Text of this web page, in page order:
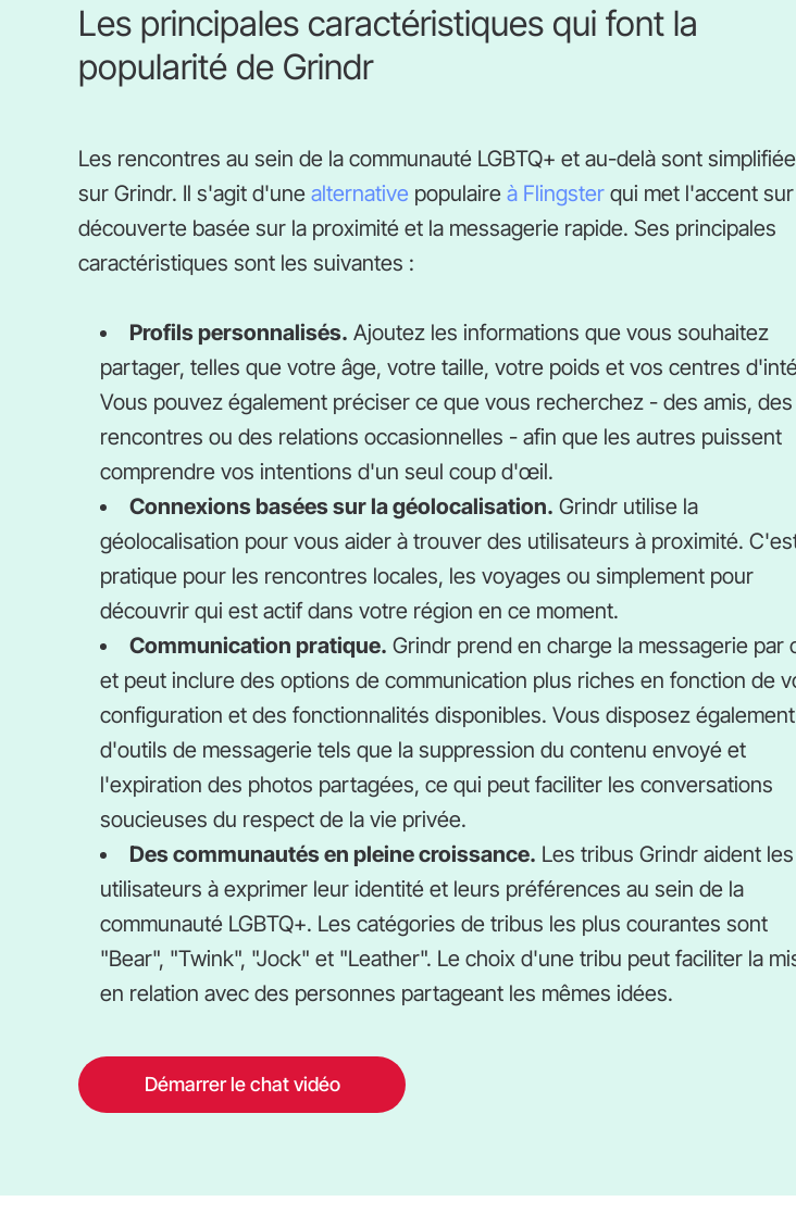
Les principales caractéristiques qui font la
popularité de Grindr
Les rencontres au sein de la communauté LGBTQ+ et au-delà sont
sur Grindr. Il s'agit d'une alternative populaire à Flingster qui met l'accent
découverte basée sur la proximité et la messagerie rapide. Ses principales
caractéristiques sont les suivantes :
Profils personnalisés. Ajoutez les informations que vous souhaitez
partager, telles que votre âge, votre taille, votre poids et vos centres
Vous pouvez également préciser ce que vous recherchez - des amis, des
rencontres ou des relations occasionnelles - afin que les autres puissent
comprendre vos intentions d'un seul coup d'œil.
Connexions basées sur la géolocalisation. Grindr utilise la
géolocalisation pour vous aider à trouver des utilisateurs à proximité.
pratique pour les rencontres locales, les voyages ou simplement pour
découvrir qui est actif dans votre région en ce moment.
Communication pratique. Grindr prend en charge la messagerie par
et peut inclure des options de communication plus riches en fonction de
configuration et des fonctionnalités disponibles. Vous disposez également
d'outils de messagerie tels que la suppression du contenu envoyé et
l'expiration des photos partagées, ce qui peut faciliter les conversations
soucieuses du respect de la vie privée.
Des communautés en pleine croissance. Les tribus Grindr aident les
utilisateurs à exprimer leur identité et leurs préférences au sein de la
communauté LGBTQ+. Les catégories de tribus les plus courantes sont
"Bear", "Twink", "Jock" et "Leather". Le choix d'une tribu peut faciliter la
en relation avec des personnes partageant les mêmes idées.
Démarrer le chat vidéo